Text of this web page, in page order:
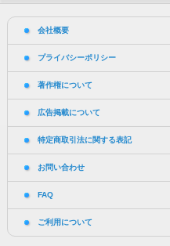
会社概要
プライバシーポリシー
著作権について
広告掲載について
特定商取引法に関する表記
お問い合わせ
FAQ
ご利用について